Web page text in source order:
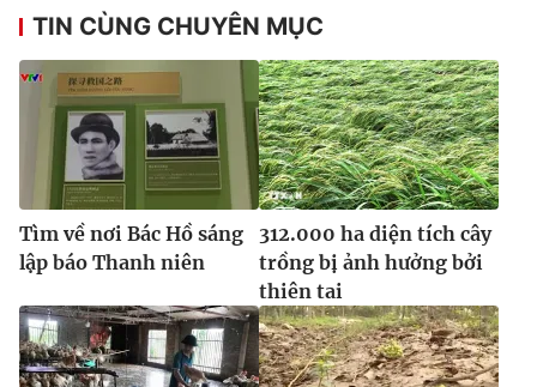
® Cấm sao chép dưới mọi hình thức nếu không có sự chấp
thuận bằng văn bản. Ghi rõ nguồn VTV.vn khi phát hành lại
thông tin từ website này.
TIN CÙNG CHUYÊN MỤC
Tìm về nơi Bác Hồ sáng
lập báo Thanh niên
312.000 ha diện tích cây
trồng bị ảnh hưởng bởi
thiên tai